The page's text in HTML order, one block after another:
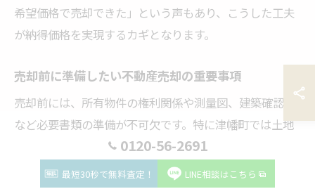
希望価格で売却できた」という声もあり、こうした工夫
が納得価格を実現するカギとなります。
売却前に準備したい不動産売却の重要事項
売却前には、所有物件の権利関係や測量図、建築確認書
など必要書類の準備が不可欠です。特に津幡町では土地
面積や境界の確認が重要で、後々のトラブル防止にもつ
ながります。
0120-56-2691
最短30秒で無料査定！ LINE相談はこちら